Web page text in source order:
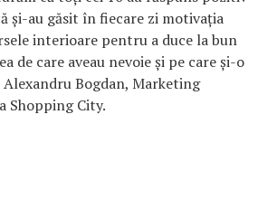
și-au găsit în fiecare zi motivația
interioare pentru a duce la bun
de care aveau nevoie și pe care și-o
Alexandru Bogdan, Marketing
Shopping City.